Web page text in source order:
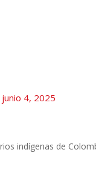
junio 4, 2025
indígenas de